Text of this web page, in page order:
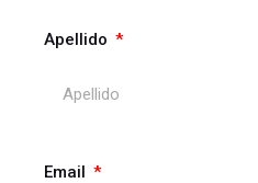
Apellido
Email